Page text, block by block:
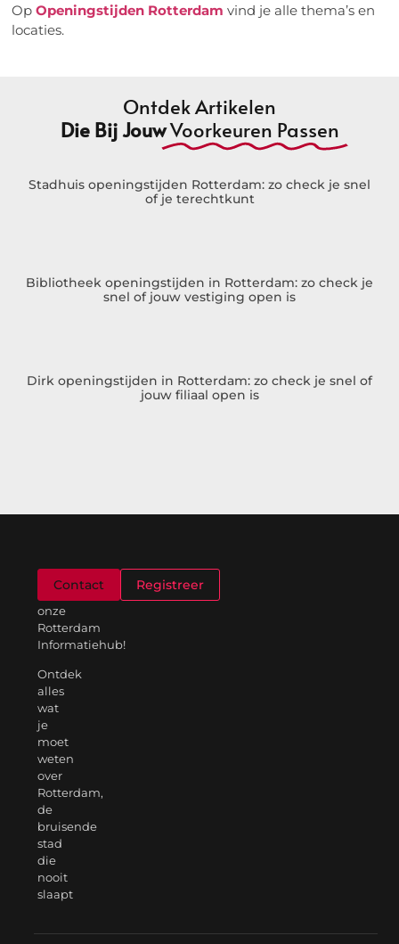
OpOpeningstijden Rotterdam vind je alle thema’s en
locaties.
Ontdek Artikelen
Die Bij JouwVoorkeuren Passen
Stadhuis openingstijden Rotterdam: zo check je snel
of je terechtkunt
Bibliotheek openingstijden in Rotterdam: zo check je
snel of jouw vestiging open is
Dirk openingstijden in Rotterdam: zo check je snel of
jouw filiaal open is
onze
Rotterdam
Informatiehub!
Ontdek
alles
wat
je
moet
weten
over
Rotterdam,
de
bruisende
stad
die
nooit
slaapt
Contact Registreer